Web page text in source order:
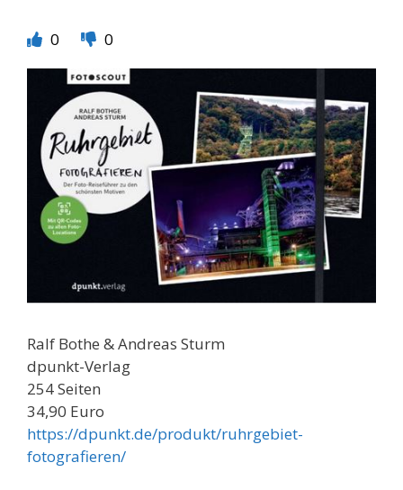
0 0
Ralf Bothe & Andreas Sturm
dpunkt-Verlag
254 Seiten
34,90 Euro
https://dpunkt.de/produkt/ruhrgebiet-
fotografieren/